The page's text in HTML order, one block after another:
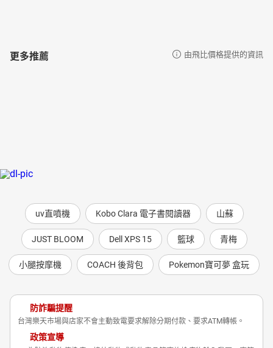
更多推薦 由飛比價格提供的資訊
uv直噴機 Kobo Clara 電子書閱讀器 山蘇
JUST BLOOM Dell XPS 15 籃球 青梅
小腿按摩機 COACH 後背包 Pokemon寶可夢 盒玩
防詐騙提醒
台灣樂天市場與店家不會主動致電要求解除分期付款、要求ATM轉帳。
政策宣導